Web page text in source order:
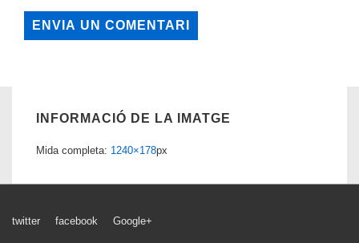
INFORMACIÓ DE LA IMATGE
Mida completa: 1240×178px
Menú
twitter facebook Google+